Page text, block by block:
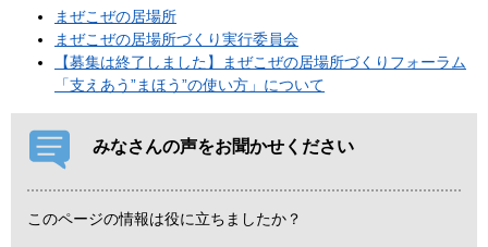
まぜこぜの居場所
まぜこぜの居場所づくり実行委員会
【募集は終了しました】まぜこぜの居場所づくりフォーラム
「支えあう”まほう”の使い方」について
みなさんの声をお聞かせください
このページの情報は役に立ちましたか？